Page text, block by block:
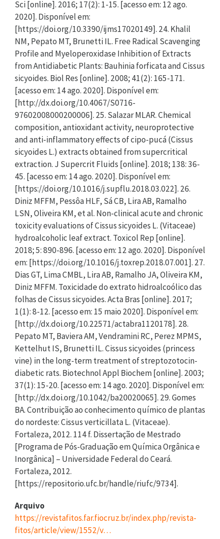
Sci [online]. 2016; 17(2): 1-15. [acesso em: 12 ago.
2020]. Disponível em:
[https://doi.org/10.3390/ijms17020149]. 24. Khalil
NM, Pepato MT, Brunetti IL. Free Radical Scavenging
Profile and Myeloperoxidase Inhibition of Extracts
from Antidiabetic Plants: Bauhinia forficata and Cissus
sicyoides. Biol Res [online]. 2008; 41(2): 165-171.
[acesso em: 14 ago. 2020]. Disponível em:
[http://dx.doi.org/10.4067/S0716-
97602008000200006]. 25. Salazar MLAR. Chemical
composition, antioxidant activity, neuroprotective
and anti-inflammatory effects of cipo-pucá (Cissus
sicyoides L.) extracts obtained from supercritical
extraction. J Supercrit Fluids [online]. 2018; 138: 36-
45. [acesso em: 14 ago. 2020]. Disponível em:
[https://doi.org/10.1016/j.supflu.2018.03.022]. 26.
Diniz MFFM, Pessôa HLF, Sá CB, Lira AB, Ramalho
LSN, Oliveira KM, et al. Non-clinical acute and chronic
toxicity evaluations of Cissus sicyoides L. (Vitaceae)
hydroalcoholic leaf extract. Toxicol Rep [online].
2018; 5: 890-896. [acesso em: 12 ago. 2020]. Disponível
em: [https://doi.org/10.1016/j.toxrep.2018.07.001]. 27.
Dias GT, Lima CMBL, Lira AB, Ramalho JA, Oliveira KM,
Diniz MFFM. Toxicidade do extrato hidroalcoólico das
folhas de Cissus sicyoides. Acta Bras [online]. 2017;
1(1): 8-12. [acesso em: 15 maio 2020]. Disponível em:
[http://dx.doi.org/10.22571/actabra1120178]. 28.
Pepato MT, Baviera AM, Vendramini RC, Perez MPMS,
Kettelhut IS, Brunetti IL. Cissus sicyoides (princess
vine) in the long-term treatment of streptozotocin-
diabetic rats. Biotechnol Appl Biochem [online]. 2003;
37(1): 15-20. [acesso em: 14 ago. 2020]. Disponível em:
[http://dx.doi.org/10.1042/ba20020065]. 29. Gomes
BA. Contribuição ao conhecimento químico de plantas
do nordeste: Cissus verticillata L. (Vitaceae).
Fortaleza, 2012. 114 f. Dissertação de Mestrado
[Programa de Pós-Graduação em Química Orgânica e
Inorgânica] – Universidade Federal do Ceará.
Fortaleza, 2012.
[https://repositorio.ufc.br/handle/riufc/9734].
Arquivo
https://revistafitos.far.fiocruz.br/index.php/revista-
fitos/article/view/1552/v…